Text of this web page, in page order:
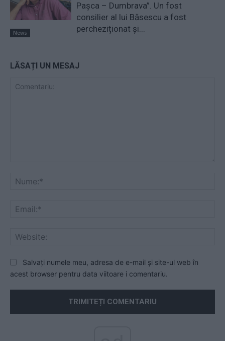
News
Pașca – Dumbrava”. Un fost
consilier al lui Băsescu a fost
percheziționat și...
LĂSAȚI UN MESAJ
Salvați numele meu, adresa de e-mail și site-ul web în
acest browser pentru data viitoare i comentariu.